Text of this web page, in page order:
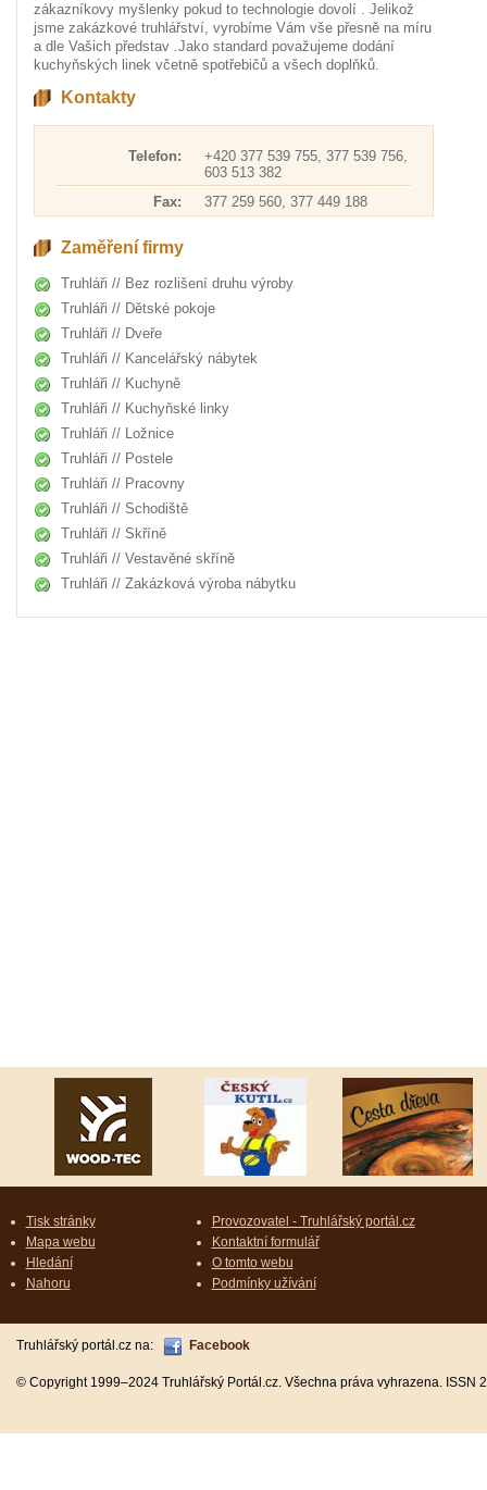
zákazníkovy myšlenky pokud to technologie dovolí . Jelikož
jsme zakázkové truhlářství, vyrobíme Vám vše přesně na míru
a dle Vašich představ .Jako standard považujeme dodání
kuchyňských linek včetně spotřebičů a všech doplňků.
Kontakty
Telefon:
+420 377 539 755, 377 539 756,
603 513 382
Fax:
377 259 560, 377 449 188
Zaměření firmy
Truhláři // Bez rozlišení druhu výroby
Truhláři // Dětské pokoje
Truhláři // Dveře
Truhláři // Kancelářský nábytek
Truhláři // Kuchyně
Truhláři // Kuchyňské linky
Truhláři // Ložnice
Truhláři // Postele
Truhláři // Pracovny
Truhláři // Schodiště
Truhláři // Skříně
Truhláři // Vestavěné skříně
Truhláři // Zakázková výroba nábytku
Tisk stránky
Mapa webu
Hledání
Nahoru
Provozovatel - Truhlářský portál.cz
Kontaktní formulář
O tomto webu
Podmínky užívání
Truhlářský portál.cz na: Facebook
© Copyright 1999–2024 Truhlářský Portál.cz. Všechna práva vyhrazena.